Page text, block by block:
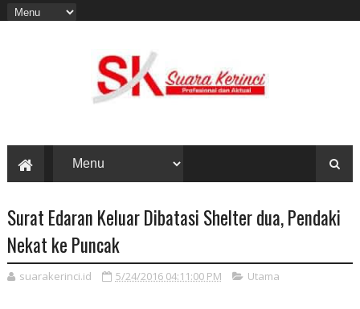
Surat Edaran Keluar Dibatasi Shelter dua, Pendaki
Nekat ke Puncak
suarakerinci.id 5/24/2016 04:11:00 PM Utama